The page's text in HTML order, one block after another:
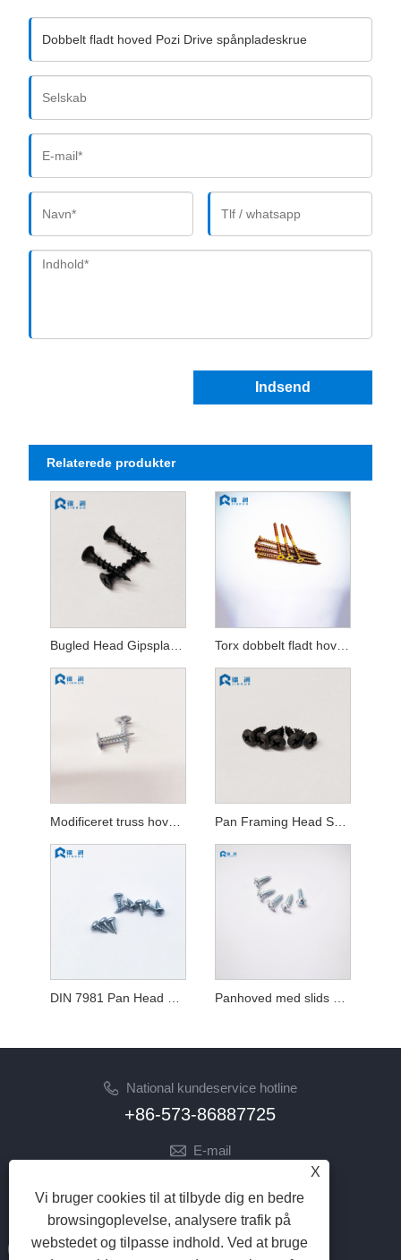
Indsend
Relaterede produkter
Torx dobbelt fladt hoved spånpladeskruer fuld gevind Gul zinkbelagt
Modificeret truss hoved selvskærende skrue Pan Framing Head Selvskærende Skrue
National kundeservice hotline
+86-573-86887725
E-mail
FØLG OS
X
Vi bruger cookies til at tilbyde dig en bedre
browsingoplevelse, analysere trafik på
webstedet og tilpasse indhold. Ved at bruge